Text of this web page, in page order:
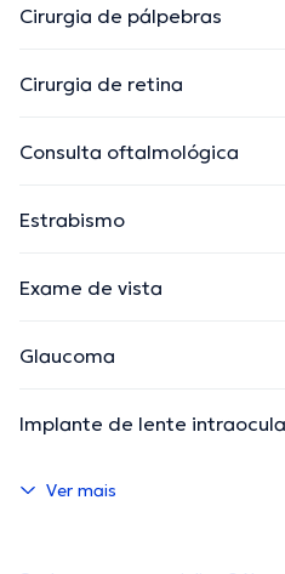
Cirurgia de pálpebras
Cirurgia de retina
Consulta oftalmológica
Estrabismo
Exame de vista
Glaucoma
Implante de lente
Ver mais